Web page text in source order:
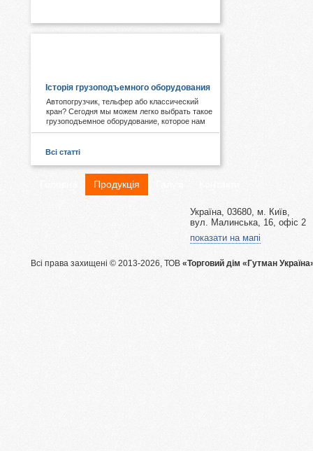
Історія грузоподъемного оборудования
Автопогрузчик, тельфер або классический
кран? Сегодня мы можем легко выбрать такое
грузоподъемное оборудование, которое нам
необходимо. А знаете ли Вы, что первые виды
древности. Примером служат известные
гидротехнические объекты Китая.
Всі статті
Продукція
Україна, 03680, м. Київ,
вул. Малинська, 16, офіс 2
показати на мапі
Всі права захищені © 2013-2026, ТОВ «Торговий дім «Гутман